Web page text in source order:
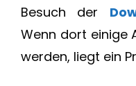
Besuch der
Wenn dort einige
werden, liegt ein